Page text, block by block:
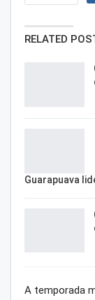
RELATED
Guarapuava
A temporada